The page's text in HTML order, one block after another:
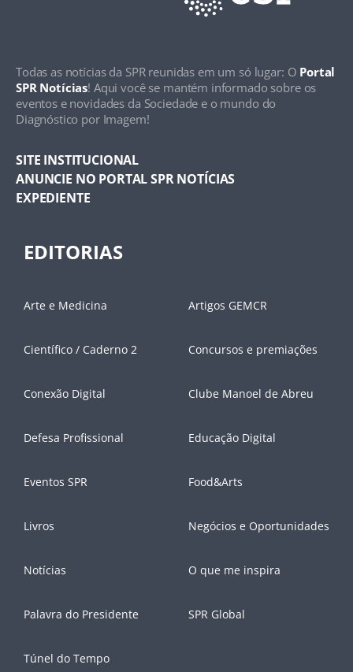
Todas as notícias da SPR reunidas em um só lugar: O Portal
SPR Notícias! Aqui você se mantém informado sobre os
eventos e novidades da Sociedade e o mundo do
Diagnóstico por Imagem!
SITE INSTITUCIONAL
ANUNCIE NO PORTAL SPR NOTÍCIAS
EXPEDIENTE
EDITORIAS
Arte e Medicina Artigos GEMCR
Científico / Caderno 2 Concursos e premiações
Conexão Digital Clube Manoel de Abreu
Defesa Profissional Educação Digital
Eventos SPR Food&Arts
Livros Negócios e Oportunidades
Notícias O que me inspira
Palavra do Presidente SPR Global
Túnel do Tempo